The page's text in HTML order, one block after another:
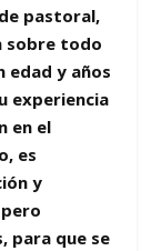
pastoral,
sobre todo
edad y años
experiencia
en el
es
y
para que se